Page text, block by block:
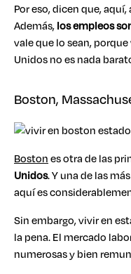
Por eso, dicen que,
Además,los empleos
vale que lo sean,
Unidos no es nada
Boston,
Bostones otra de las
Unidos. Y una de las
aquí es
Sin embargo, vivir en
la pena. El mercado
numerosas y bien